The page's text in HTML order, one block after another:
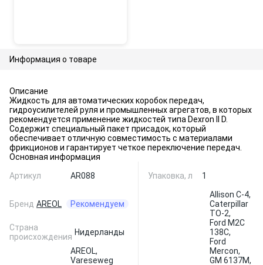
Информация о товаре
Описание
Жидкость для автоматических коробок передач,
гидроусилителей руля и промышленных агрегатов, в которых
рекомендуется применение жидкостей типа Dexron II D.
Содержит специальный пакет присадок, который
обеспечивает отличную совместимость с материалами
фрикционов и гарантирует четкое переключение передач.
Основная информация
Артикул
AR088
Бренд AREOL Рекомендуем
Страна
происхождения Нидерланды
AREOL,
Vareseweg
Упаковка, л
1
Allison C-4,
Caterpillar
TO-2,
Ford M2C
138C,
Ford
Mercon,
GM 6137M,